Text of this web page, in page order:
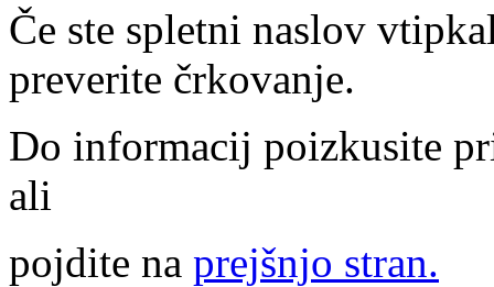
Če ste spletni naslov
preverite črkovanje.
Do informacij poizkusite
ali
pojdite na prejšnjo stran.